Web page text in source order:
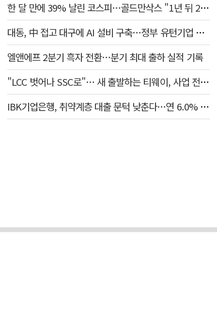
한 달 만에 39% 날린 코스피…골드만삭스 "1년 뒤 2배" 예상, 왜?
대동, 中 접고 대구에 AI 설비 구축…정부 유턴기업 선정
엘앤에프 2분기 흑자 전환…분기 최대 출하 실적 기록
"LCC 벗어나 SSC로"… 새 출발하는 티웨이, 사업 전략 발표
IBK기업은행, 취약계층 대출 문턱 낮춘다…연 6.0% 'i-ONE 햇살론 특례보증' 비대면 출시